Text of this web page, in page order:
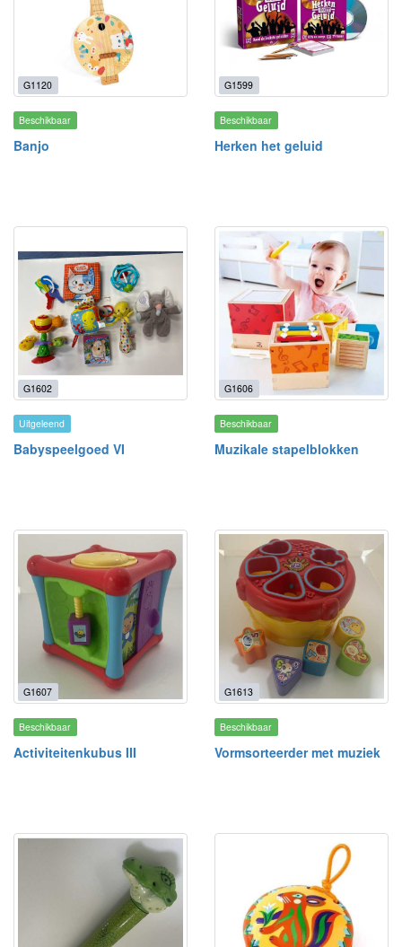
G1120
Beschikbaar
Banjo
G1599
Beschikbaar
Herken het geluid
G1602
Uitgeleend
Babyspeelgoed VI
G1606
Beschikbaar
Muzikale stapelblokken
G1607
Beschikbaar
Activiteitenkubus III
G1613
Beschikbaar
Vormsorteerder met muziek